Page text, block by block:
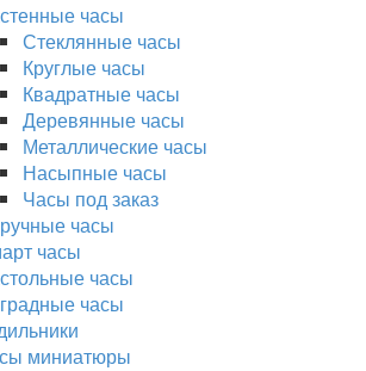
часы
Стеклянные часы
Круглые часы
Квадратные часы
Деревянные часы
Металлические часы
Насыпные часы
Часы под заказ
часы
часы
часы
часы
миниатюры